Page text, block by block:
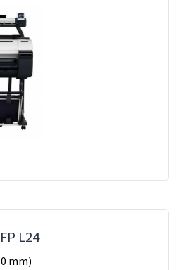
L24
mm)